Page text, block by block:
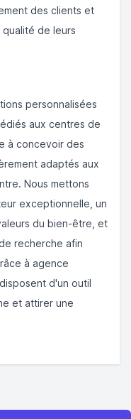
des clients et
de leurs
personnalisées
aux centres de
à concevoir des
adaptés aux
Nous mettons
exceptionnelle, un
du bien-être, et
recherche afin
à agence
d'un outil
et attirer une